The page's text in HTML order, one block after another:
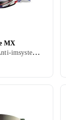
MX
Cykelglasögon, Anti-imsystem, UV-skydd, Vuxen